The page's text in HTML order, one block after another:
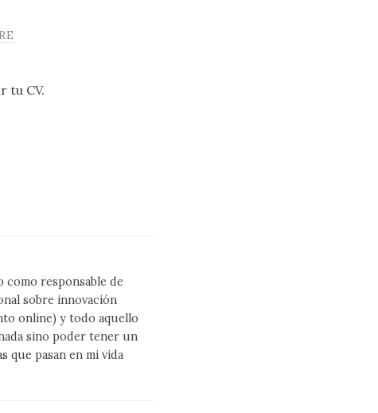
tu CV.
como responsable de
sobre innovación
online) y todo aquello
sino poder tener un
que pasan en mi vida